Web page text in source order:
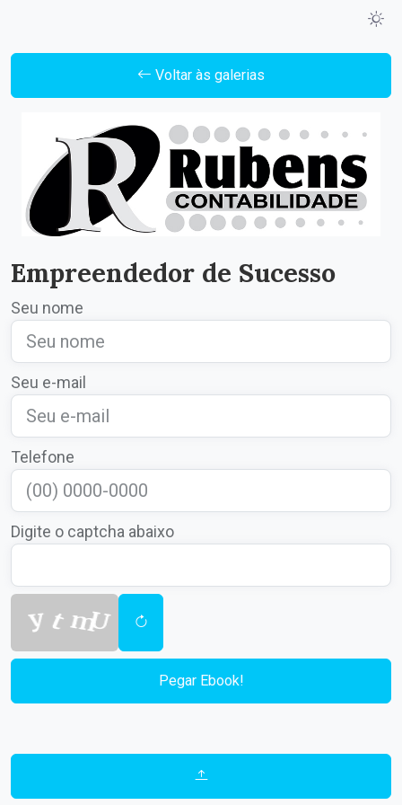
Voltar às galerias
Empreendedor de Sucesso
Seu nome
Seu e-mail
Telefone
Digite o captcha abaixo
Pegar Ebook!